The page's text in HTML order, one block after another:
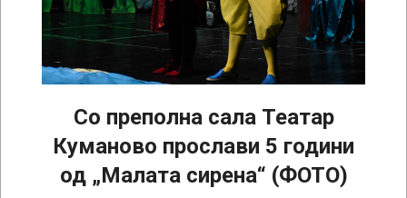
Со преполна сала Театар
Куманово прослави 5 години
од „Малата сирена“ (ФОТО)